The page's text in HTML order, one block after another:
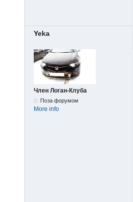
Yeka
Член Логан-Клуба
Поза форумом
More info